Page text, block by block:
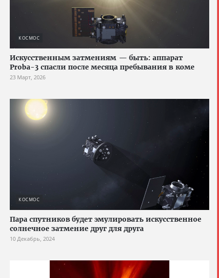
КОСМОС
Искусственным затмениям — быть: аппарат
Proba-3 спасли после месяца пребывания в коме
23 Март, 2026
КОСМОС
Пара спутников будет эмулировать искусственное
солнечное затмение друг для друга
10 Декабрь, 2024